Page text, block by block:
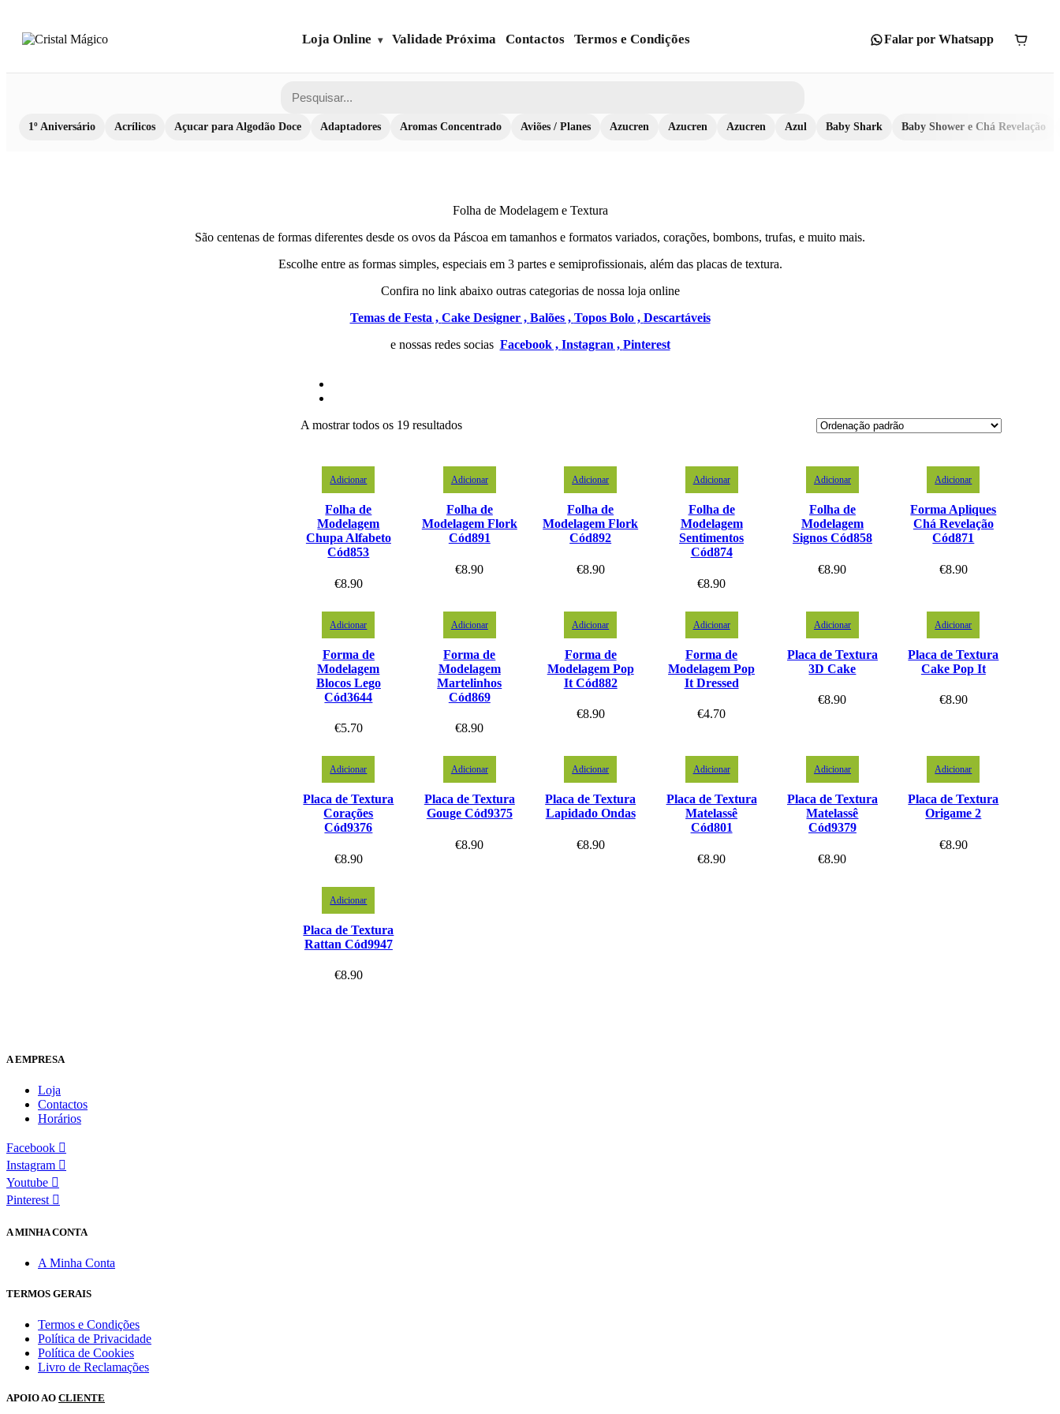
Loja Online Validade Próxima Contactos Termos e Condições Falar por Whatsapp
1º Aniversário Acrílicos Açucar para Algodão Doce Adaptadores Aromas Concentrado Aviões / Planes Azucren Azucren Azucren Azul Baby Shark Baby Shower e Chá Revelação
Folha de Modelagem e Textura
São centenas de formas diferentes desde os ovos da Páscoa em tamanhos e formatos variados, corações, bombons, trufas, e muito mais.
Escolhe entre as formas simples, especiais em 3 partes e semiprofissionais, além das placas de textura.
Confira no link abaixo outras categorias de nossa loja online
Temas de Festa , Cake Designer , Balões , Topos Bolo , Descartáveis
e nossas redes socias Facebook , Instagran , Pinterest
A mostrar todos os 19 resultados
Adicionar
Folha de
Modelagem
Chupa Alfabeto
Cód853
€8.90
Adicionar
Folha de
Modelagem Flork
Cód891
€8.90
Adicionar
Folha de
Modelagem Flork
Cód892
€8.90
Adicionar
Folha de
Modelagem
Sentimentos
Cód874
€8.90
Adicionar
Folha de
Modelagem
Signos Cód858
€8.90
Adicionar
Forma Apliques
Chá Revelação
Cód871
€8.90
Adicionar
Forma de
Modelagem
Blocos Lego
Cód3644
€5.70
Adicionar
Forma de
Modelagem
Martelinhos
Cód869
€8.90
Adicionar
Forma de
Modelagem Pop
It Cód882
€8.90
Adicionar
Forma de
Modelagem Pop
It Dressed
€4.70
Adicionar
Placa de Textura
3D Cake
€8.90
Adicionar
Placa de Textura
Cake Pop It
€8.90
Adicionar
Placa de Textura
Corações
Cód9376
€8.90
Adicionar
Placa de Textura
Gouge Cód9375
€8.90
Adicionar
Placa de Textura
Lapidado Ondas
€8.90
Adicionar
Placa de Textura
Matelassê
Cód801
€8.90
Adicionar
Placa de Textura
Matelassê
Cód9379
€8.90
Adicionar
Placa de Textura
Origame 2
€8.90
Adicionar
Placa de Textura
Rattan Cód9947
€8.90
A EMPRESA
Loja
Contactos
Horários
Facebook
Instagram
Youtube
Pinterest
A MINHA CONTA
A Minha Conta
TERMOS GERAIS
Termos e Condições
Política de Privacidade
Política de Cookies
Livro de Reclamações
APOIO AO CLIENTE